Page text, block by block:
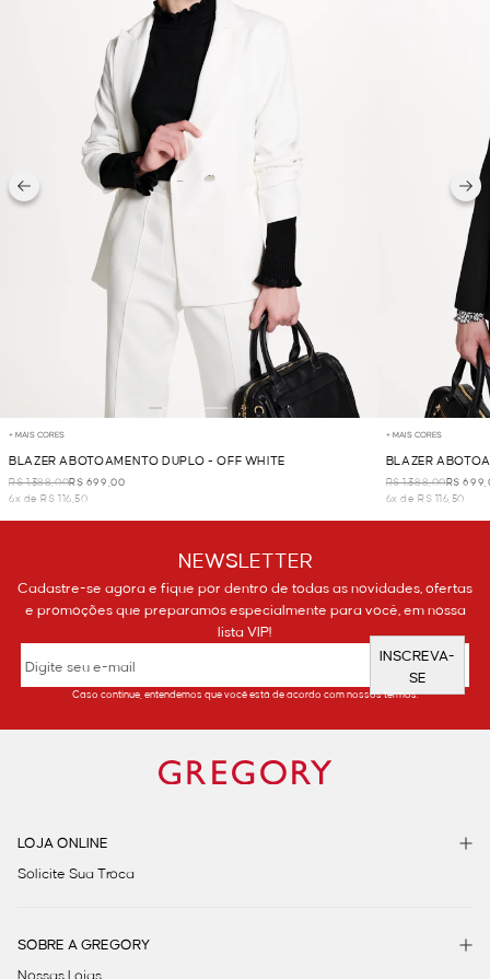
+ MAIS CORES
BLAZER ABOTOAMENTO DUPLO - OFF WHITE
R$ 1.388,00R$ 699,00
6x de R$ 116,50
+ MAIS CORES
BLAZER
R$ 1.388,00R$
6x de R$ 116,50
NEWSLETTER
Cadastre-se agora e fique por dentro de todas as novidades, ofertas
e promoções que preparamos especialmente para você, em nossa
lista VIP!
INSCREVA-
SE
Caso continue, entendemos que você está de acordo com nossos termos.
LOJA ONLINE
Solicite Sua Troca
SOBRE A GREGORY